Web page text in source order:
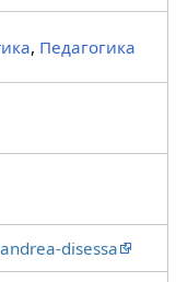
, Педагогика
disessa